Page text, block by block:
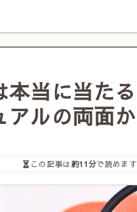
当に当た
ルの両面
この記事は約11分で読めます